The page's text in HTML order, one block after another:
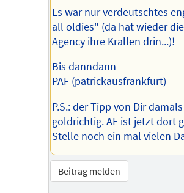
Es war nur verdeutschtes
all oldies" (da hat wieder
Agency ihre Krallen drin...)!
Bis danndann
PAF (patrickausfrankfurt)
P.S.: der Tipp von Dir
goldrichtig. AE ist jetzt dort
Stelle noch ein mal vielen
Beitrag melden